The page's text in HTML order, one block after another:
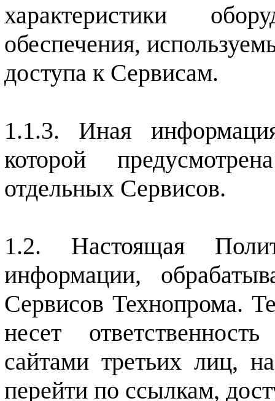
характеристики
обеспечения,
доступа к Сервисам.
Иная
которой
отдельных Сервисов.
Настоящая
информации,
Сервисов Технопрома.
несет
сайтами третьих лиц,
перейти по ссылкам,